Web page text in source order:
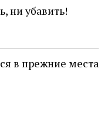
человек,
возмущение
многовекового
последнее
ни убавить!
в прежние места